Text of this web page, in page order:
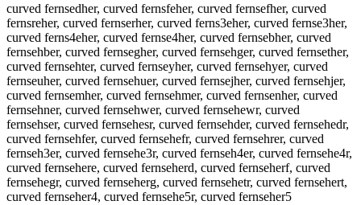
curved fernsedher, curved fernsfeher, curved fernsefher, curved
fernsreher, curved fernserher, curved ferns3eher, curved fernse3her,
curved ferns4eher, curved fernse4her, curved fernsebher, curved
fernsehber, curved fernsegher, curved fernsehger, curved fernsether,
curved fernsehter, curved fernseyher, curved fernsehyer, curved
fernseuher, curved fernsehuer, curved fernsejher, curved fernsehjer,
curved fernsemher, curved fernsehmer, curved fernsenher, curved
fernsehner, curved fernsehwer, curved fernsehewr, curved
fernsehser, curved fernsehesr, curved fernsehder, curved fernsehedr,
curved fernsehfer, curved fernsehefr, curved fernsehrer, curved
fernseh3er, curved fernsehe3r, curved fernseh4er, curved fernsehe4r,
curved fernsehere, curved fernseherd, curved fernseherf, curved
fernsehegr, curved fernseherg, curved fernsehetr, curved fernsehert,
curved fernseher4, curved fernsehe5r, curved fernseher5